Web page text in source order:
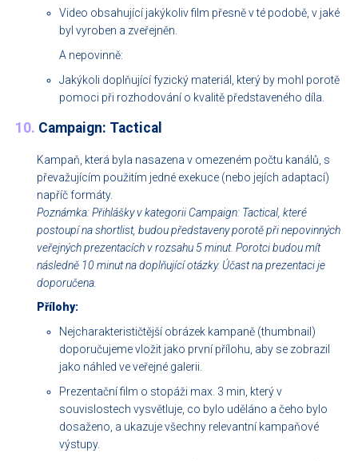
Video obsahující jakýkoliv film přesně v té podobě, v jaké
byl vyroben a zveřejněn.
A nepovinně:
Jakýkoli doplňující fyzický materiál, který by mohl porotě
pomoci při rozhodování o kvalitě představeného díla.
10. Campaign: Tactical
Kampaň, která byla nasazena v omezeném počtu kanálů, s
převažujícím použitím jedné exekuce (nebo jejích adaptací)
napříč formáty.
Poznámka: Přihlášky v kategorii Campaign: Tactical, které
postoupí na shortlist, budou představeny porotě při nepovinných
veřejných prezentacích v rozsahu 5 minut. Porotci budou mít
následně 10 minut na doplňující otázky. Účast na prezentaci je
doporučena.
Přílohy:
Nejcharakterističtější obrázek kampaně (thumbnail)
doporučujeme vložit jako první přílohu, aby se zobrazil
jako náhled ve veřejné galerii.
Prezentační film o stopáži max. 3 min, který v
souvislostech vysvětluje, co bylo uděláno a čeho bylo
dosaženo, a ukazuje všechny relevantní kampaňové
výstupy.